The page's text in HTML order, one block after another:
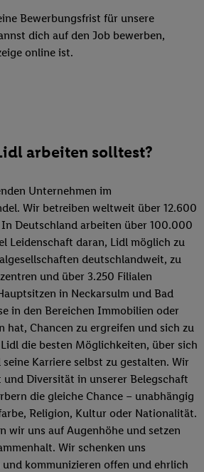
Bewerbungsfrist für unsere
dich auf den Job bewerben,
online ist.
arbeiten solltest?
Unternehmen im
Wir betreiben weltweit über 12.600
In Deutschland arbeiten über 100.000
Leidenschaft daran, Lidl möglich zu
deutschlandweit, zu
und über 3.250 Filialen
in Neckarsulm und Bad
in den Bereichen Immobilien oder
hat, Chancen zu ergreifen und sich zu
die besten Möglichkeiten, über sich
Karriere selbst zu gestalten. Wir
Diversität in unserer Belegschaft
die gleiche Chance – unabhängig
Religion, Kultur oder Nationalität.
wir uns auf Augenhöhe und setzen
Wir schenken uns
kommunizieren offen und ehrlich